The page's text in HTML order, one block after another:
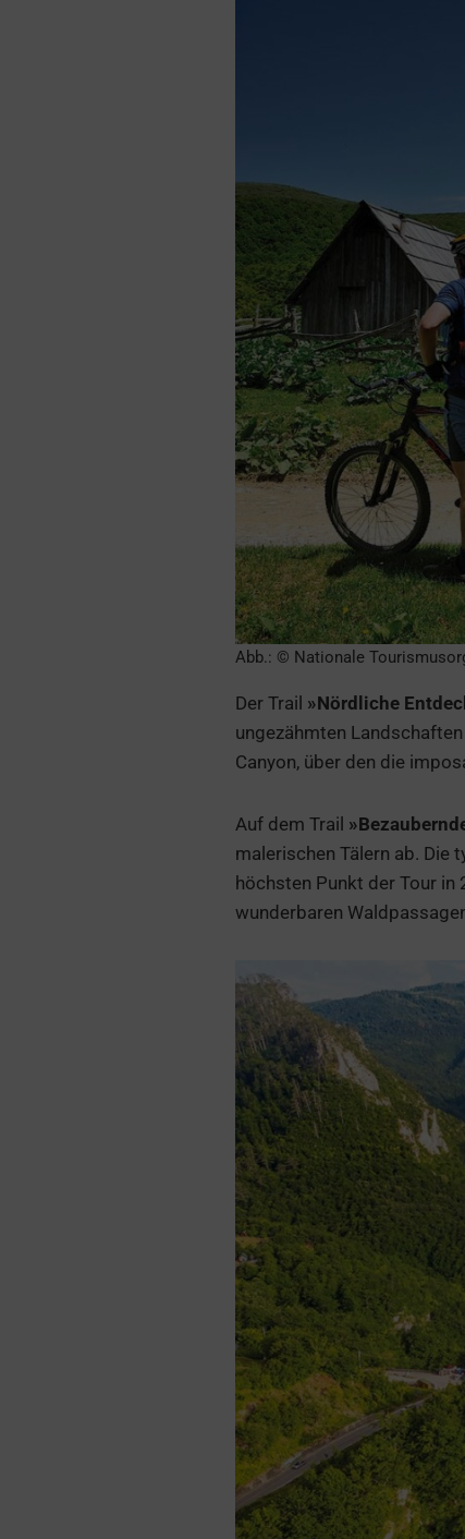
Abb.: © Nationale
Der Trail »Nördliche
ungezähmten
Canyon, über den die
Auf dem Trail
malerischen Tälern ab. Die
höchsten Punkt der Tour
wunderbaren